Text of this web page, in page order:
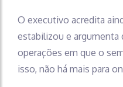
O executivo acredita
estabilizou e argumenta
operações em que o
isso, não há mais para